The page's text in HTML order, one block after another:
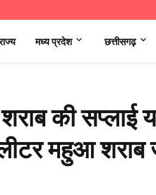
मध्‍य प्रदेश छत्तीसगढ़
की सप्लाई
महुआ